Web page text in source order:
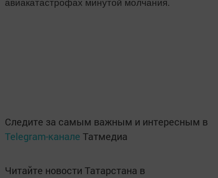
авиакатастрофах минутой молчания.
Следите за самым важным и интересным в
Telegram-канале Татмедиа
Читайте новости Татарстана в